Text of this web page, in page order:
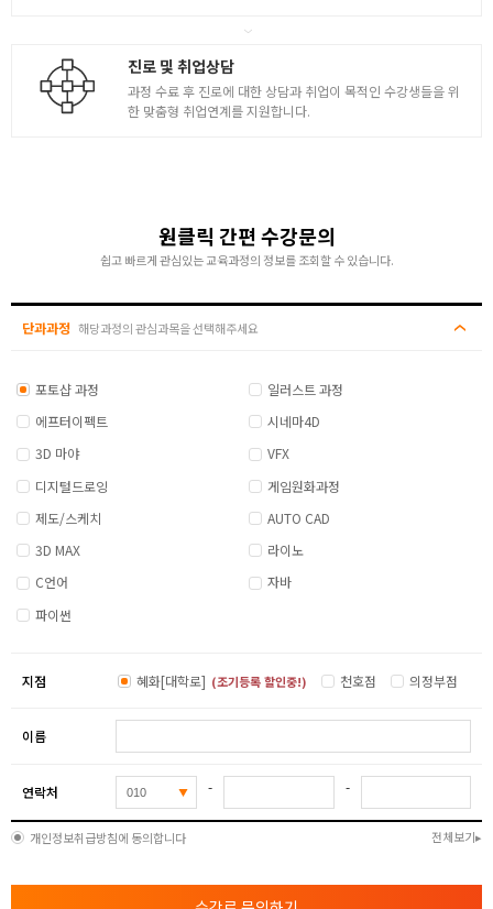
진로 및 취업상담
과정 수료 후 진로에 대한 상담과 취업이 목적인 수강생들을 위
한 맞춤형 취업연계를 지원합니다.
원클릭 간편 수강문의
쉽고 빠르게 관심있는 교육과정의 정보를 조회할 수 있습니다.
단과과정 해당과정의 관심과목을 선택해주세요
포토샵 과정
일러스트 과정
에프터이펙트
시네마4D
3D 마야
VFX
디지털드로잉
게임원화과정
제도/스케치
AUTO CAD
3D MAX
라이노
C언어
자바
파이썬
지점 혜화[대학로] (조기등록 할인중!) 천호점 의정부점
이름
연락처 - -
개인정보취급방침에 동의합니다 전체보기